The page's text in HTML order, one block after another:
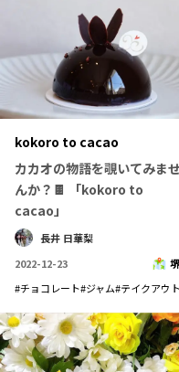
kokoro to cacao
カカオの物語を覗いてみま
んか？🍫 「kokoro to
cacao」
長井 日華梨
2022-12-23
#チョコレート#ジャム#テイクアウト